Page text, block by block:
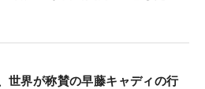
して頑張りたい」とも。舞
ー倶楽部は10年前に「アジ
、マスターズ初出場でのロ
い出の舞台。マスターズを
世界が称賛の早藤キャディの行